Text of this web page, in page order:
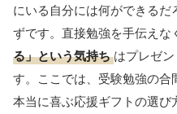
にいる自分には何ができる
ずです。直接勉強を手伝えな
る」という気持ち はプレゼ
す。ここでは、受験勉強の
本当に喜ぶ応援ギフトの選